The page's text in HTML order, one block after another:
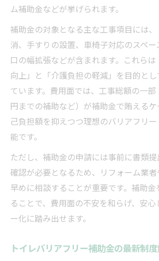
ム補助金などが挙げられます。
補助金の対象となる主な工事項目には
消、手すりの設置、車椅子対応のスペー
口の幅拡張などが含まれます。これら
向上」と「介護負担の軽減」を目的と
ています。費用面では、工事総額の一
円までの補助など）が補助金で賄える
己負担額を抑えつつ理想のバリアフリ
能です。
ただし、補助金の申請には事前に書類
確認が必要となるため、リフォーム業
早めに相談することが重要です。補助
ることで、費用面の不安を和らげ、安心
ー化に踏み出せます。
トイレバリアフリー補助金の最新制